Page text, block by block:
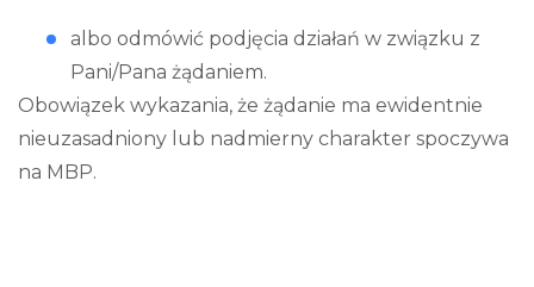
albo odmówić podjęcia działań w związku z
Pani/Pana żądaniem.
Obowiązek wykazania, że żądanie ma ewidentnie
nieuzasadniony lub nadmierny charakter spoczywa
na MBP.